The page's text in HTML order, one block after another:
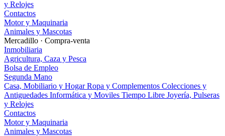
y Relojes
Contactos
Motor y Maquinaria
Animales y Mascotas
Mercadillo · Compra-venta
Inmobiliaria
Agricultura, Caza y Pesca
Bolsa de Empleo
Segunda Mano
Casa, Mobiliario y HogarRopa y Complementos Colecciones y
Antiguedades Informática y Moviles Tiempo Libre Joyería, Pulseras
y Relojes
Contactos
Motor y Maquinaria
Animales y Mascotas